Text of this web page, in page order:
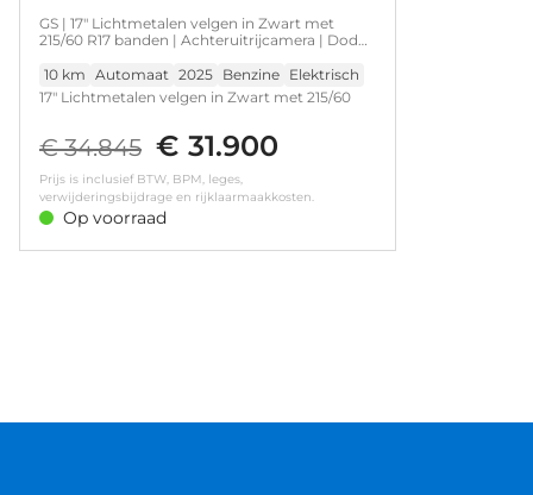
GS | 17" Lichtmetalen velgen in Zwart met
215/60 R17 banden | Achteruitrijcamera | Dode
10 km Automaat 2025 Benzine Elektrisch
17" Lichtmetalen velgen in Zwart met 215/60
koplampen • Achteruitrijcamera • Dode hoek
waarschuwing • Parkeersensoren achter
€ 34.845 € 31.900
Prijs is inclusief BTW, BPM, leges,
verwijderingsbijdrage en rijklaarmaakkosten.
Op voorraad